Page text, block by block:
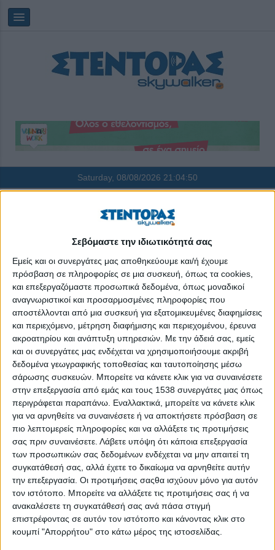
Σεβόμαστε την ιδιωτικότητά σας
Εμείς και οι συνεργάτες μας αποθηκεύουμε και/ή έχουμε
πρόσβαση σε πληροφορίες σε μια συσκευή, όπως τα cookies,
και επεξεργαζόμαστε προσωπικά δεδομένα, όπως μοναδικοί
αναγνωριστικοί και προσαρμοσμένες πληροφορίες που
αποστέλλονται από μια συσκευή για εξατομικευμένες διαφημίσεις
και περιεχόμενο, μέτρηση διαφήμισης και περιεχομένου, έρευνα
ακροατηρίου και ανάπτυξη υπηρεσιών. Με την άδειά σας, εμείς
και οι συνεργάτες μας ενδέχεται να χρησιμοποιήσουμε ακριβή
δεδομένα γεωγραφικής τοποθεσίας και ταυτοποίησης μέσω
σάρωσης συσκευών. Μπορείτε να κάνετε κλικ για να συναινέσετε
στην επεξεργασία από εμάς και τους 1538 συνεργάτες μας όπως
περιγράφεται παραπάνω. Εναλλακτικά, μπορείτε να κάνετε κλικ
για να αρνηθείτε να συναινέσετε ή να αποκτήσετε πρόσβαση σε
πιο λεπτομερείς πληροφορίες και να αλλάξετε τις προτιμήσεις
σας πριν συναινέσετε. Λάβετε υπόψη ότι κάποια επεξεργασία
των προσωπικών σας δεδομένων ενδέχεται να μην απαιτεί τη
συγκατάθεσή σας, αλλά έχετε το δικαίωμα να αρνηθείτε αυτήν
την επεξεργασία. Οι προτιμήσεις σαςθα ισχύουν μόνο για αυτόν
τον ιστότοπο. Μπορείτε να αλλάξετε τις προτιμήσεις σας ή να
ανακαλέσετε τη συγκατάθεσή σας ανά πάσα στιγμή
επιστρέφοντας σε αυτόν τον ιστότοπο και κάνοντας κλικ στο
κουμπί "Απορρήτου" στο κάτω μέρος της ιστοσελίδας.
Saturday, 08/08/2026 21:04:51
Αγροτικά νέα και όχι μόνο
Απαραίτητες οι επενδύσεις σε δημόσιες υποδομές
Δυνατότητες επενδύσεων σε πολλούς τομείς της
ελληνικής αγοράς
Εις άγραν χρήματος και επενδύσεων
Επιχειρηματικές ευκαιρίες στις πέντε θάλασσες
Η τεχνητή νοημοσύνη θα αλλάξει δραματικά τις
επιχειρήσεις
Οι «Πρωταγωνιστές της Ελληνικής Οικονομίας 2026»